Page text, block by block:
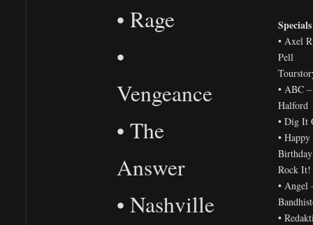
• Rage
•
Vengeance
• The
Answer
• Nashville
Specials
• Axel
Pell
• ABC
Halford
• Dig It
• Happy
Birthday
Rock It!
• Angel
•